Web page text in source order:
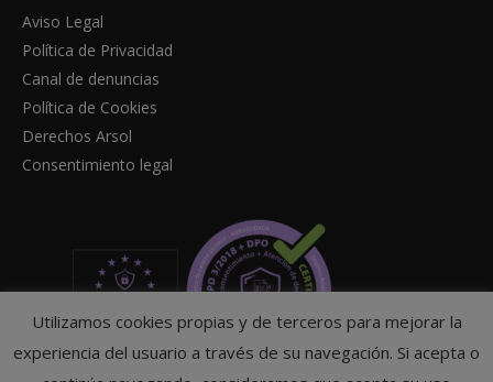
Aviso Legal
Política de Privacidad
Canal de denuncias
Política de Cookies
Derechos Arsol
Consentimiento legal
Utilizamos cookies propias y de terceros para mejorar la
experiencia del usuario a través de su navegación. Si acepta o